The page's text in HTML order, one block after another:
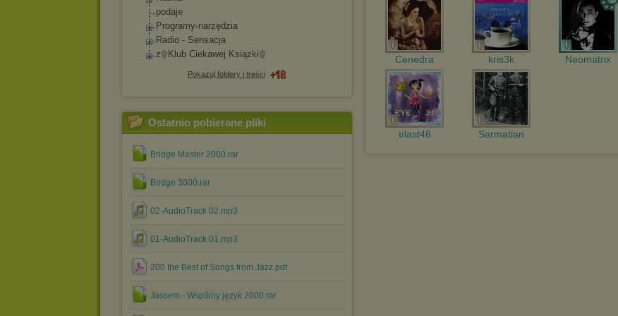
sposób uniemożliwiający przechowywanie plików cookies na
urządzeniu końcowym. Można również usunąć pliki cookies,
dokonując odpowiednich zmian w ustawieniach przeglądarki
Pełną informację na ten temat znajdziesz pod adresem
http://chomikuj.pl/PolitykaPrywatnosci.aspx
podaje
Programy-narzędzia
Radio - Sensacja
z۩Klub Ciekawej Ksiązki۩
Pokazuj foldery i treści
Ostatnio pobierane pliki
Bridge Master 2000.rar
Bridge 3000.rar
02-AudioTrack 02.mp3
01-AudioTrack 01.mp3
200 the Best of Songs from Jazz.pdf
Jassem - Wspólny język 2000.rar
Cenedra kris3k Neomatrix
elast46 Sarmatian